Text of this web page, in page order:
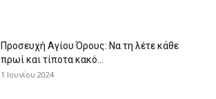
Προσευχή Αγίου Όρους: Να τη λέτε κάθε
πρωί και τίποτα κακό...
1 Ιουνίου 2024